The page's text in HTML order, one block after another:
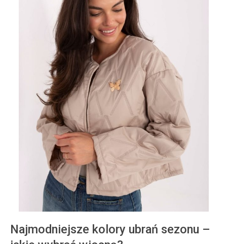
Najmodniejsze kolory ubrań sezonu –